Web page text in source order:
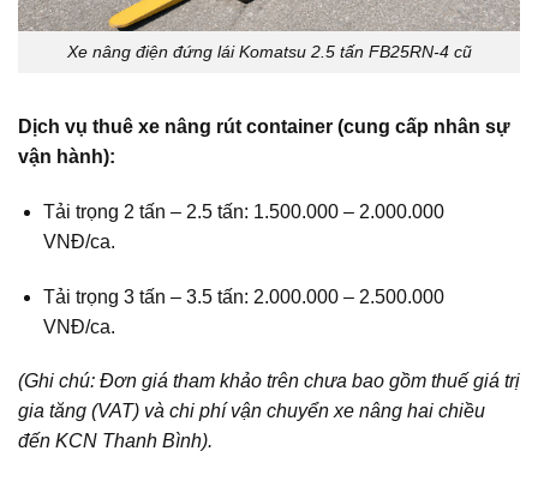
Xe nâng điện đứng lái Komatsu 2.5 tấn FB25RN-4 cũ
Dịch vụ thuê xe nâng rút container (cung cấp nhân sự
vận hành):
Tải trọng 2 tấn – 2.5 tấn: 1.500.000 – 2.000.000
VNĐ/ca.
Tải trọng 3 tấn – 3.5 tấn: 2.000.000 – 2.500.000
VNĐ/ca.
(Ghi chú: Đơn giá tham khảo trên chưa bao gồm thuế giá trị
gia tăng (VAT) và chi phí vận chuyển xe nâng hai chiều
đến KCN Thanh Bình).